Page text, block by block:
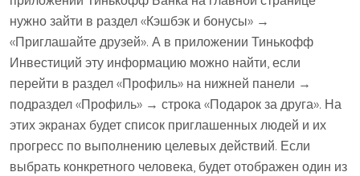
нужно зайти в раздел «Кэшбэк и бонусы» →
«Приглашайте друзей». А в приложении Тинькофф
Инвестиций эту информацию можно найти, если
перейти в раздел «Профиль» на нижней панели →
подраздел «Профиль» → строка «Подарок за друга». На
этих экранах будет список приглашенных людей и их
прогресс по выполнению целевых действий. Если
выбрать конкретного человека, будет отображен один из